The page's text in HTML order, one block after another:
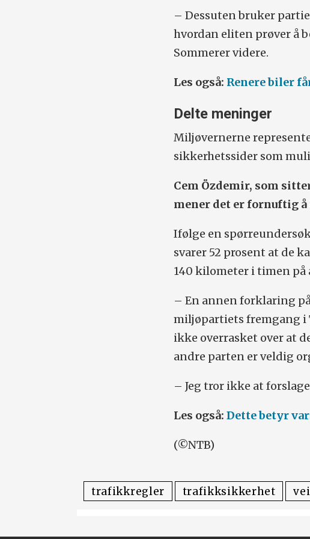
– Dessuten bruker
hvordan eliten prøver å
Sommerer videre.
Les også: Renere biler
Delte meninger
Miljøvernerne
sikkerhetssider som
Cem Özdemir, som
mener det er fornuftig
Ifølge en
svarer 52 prosent at de
140 kilometer i timen på
– En annen forklaring
miljøpartiets fremgang i
ikke overrasket over at
andre parten er veldig
– Jeg tror ikke at
Les også:Dette betyr
(©NTB)
trafikkregler trafikksikkerhet